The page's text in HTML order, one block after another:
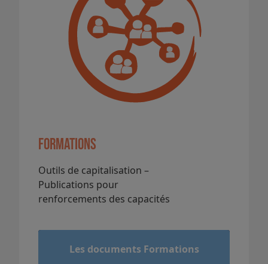
Formations
Outils de capitalisation –
Publications pour
renforcements des capacités
Les documents Formations